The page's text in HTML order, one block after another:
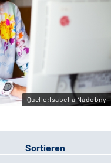
Quelle:Isabella Nadobny
Sortieren